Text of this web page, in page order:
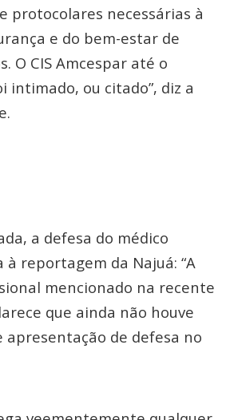
protocolares necessárias à
e do bem-estar de
O CIS Amcespar até o
intimado, ou citado”, diz a
a defesa do médico
reportagem da Najuá: “A
mencionado na recente
que ainda não houve
de defesa no